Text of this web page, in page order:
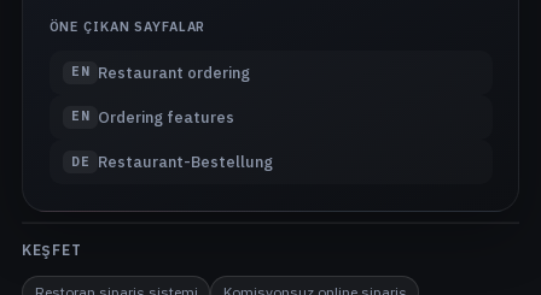
ÖNE ÇIKAN SAYFALAR
EN Restaurant ordering
EN Ordering features
DE Restaurant-Bestellung
KEŞFET